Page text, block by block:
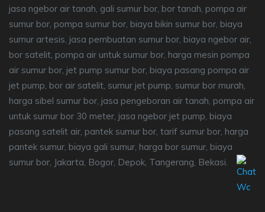
jasa ngebor air tanah, gali sumur bor, bor tanah, pompa air
sumur bor, pompa sumur bor, biaya bikin sumur bor, biaya
sumur artesis, jasa pembuatan sumur bor, biaya ngebor air,
bor satelit, pompa air untuk sumur bor, harga mesin pompa
air sumur bor, jet pump sumur bor, biaya pasang pompa air
jet pump, bor air satelit, sumur jet pump, sumur bor murah,
harga sibel sumur bor, jasa pengeboran air tanah, pompa air
untuk sumur bor 30 meter, jasa ngebor jet pump, biaya
pasang satelit air, pantek sumur bor, tarif sumur bor, harga
pantek sumur, biaya gali sumur, harga bor sumur, biaya
sumur bor, Jakarta, Bogor, Depok, Tangerang, Bekasi.